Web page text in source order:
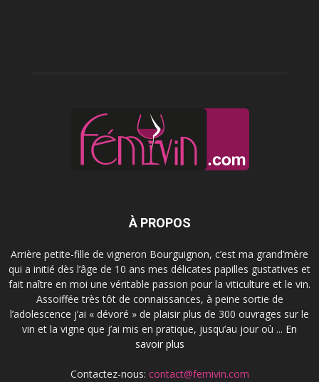
À PROPOS
Arrière petite-fille de vigneron Bourguignon, c’est ma grand’mère
qui a initié dès l’âge de 10 ans mes délicates papilles gustatives et
fait naître en moi une véritable passion pour la viticulture et le vin.
Assoiffée très tôt de connaissances, à peine sortie de
l’adolescence j’ai « dévoré » de plaisir plus de 300 ouvrages sur le
vin et la vigne que j’ai mis en pratique, jusqu’au jour où ... En
savoir plus
Contactez-nous: contact@femivin.com